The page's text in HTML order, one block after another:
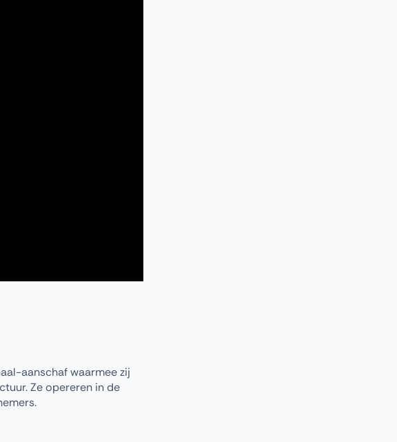
aanschaf waarmee zij
Ze opereren in de